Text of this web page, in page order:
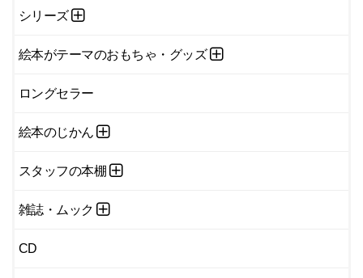
シリーズ
絵本がテーマのおもちゃ・グッズ
ロングセラー
絵本のじかん
スタッフの本棚
雑誌・ムック
CD